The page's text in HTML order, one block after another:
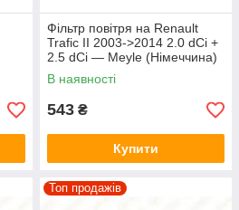
Фільтр повітря на Renault
Trafic II 2003->2014 2.0 dCi +
2.5 dCi — Meyle (Німеччина)
- 6123210002
В наявності
543 ₴
Купити
Топ продажів